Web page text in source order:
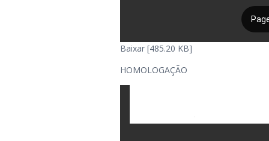
Baixar [485.20 KB]
HOMOLOGAÇÃO